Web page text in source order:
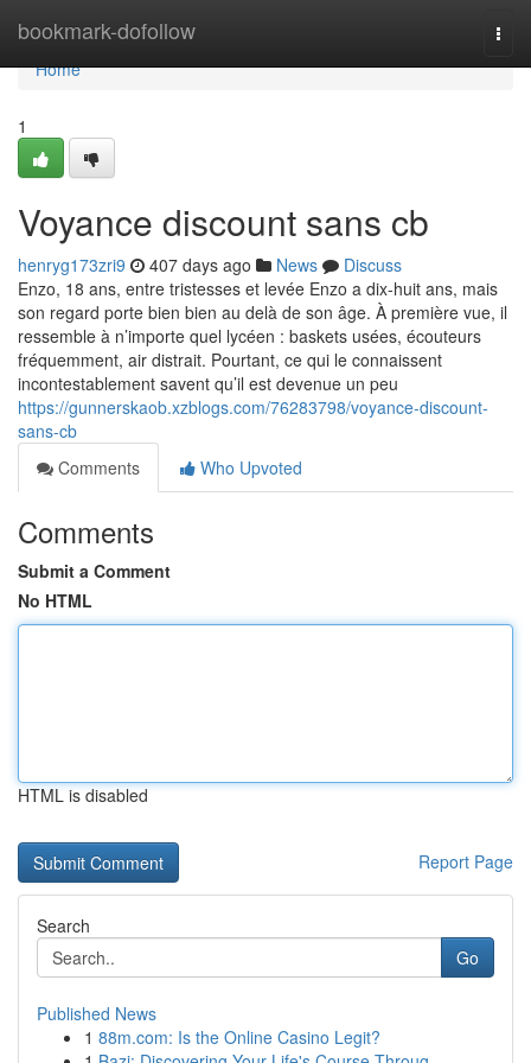
bookmark-dofollow
Home
Home
1
Voyance discount sans cb
henryg173zri9 407 days ago News
Discuss
Enzo, 18 ans, entre tristesses et levée Enzo a dix-huit ans, mais
son regard porte bien bien au delà de son âge. À première vue, il
ressemble à n’importe quel lycéen : baskets usées, écouteurs
fréquemment, air distrait. Pourtant, ce qui le connaissent
incontestablement savent qu’il est devenue un peu
https://gunnerskaob.xzblogs.com/76283798/voyance-discount-
sans-cb
Comments
Who Upvoted
Comments
Submit a Comment
No HTML
HTML is disabled
Report Page
Search
Go
Published News
1 88m.com: Is the Online Casino Legit?